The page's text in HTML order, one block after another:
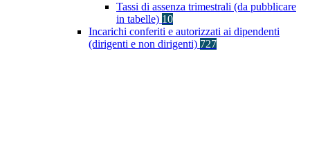
Tassi di assenza trimestrali (da pubblicare
in tabelle) 10
Incarichi conferiti e autorizzati ai dipendenti
(dirigenti e non dirigenti) 727